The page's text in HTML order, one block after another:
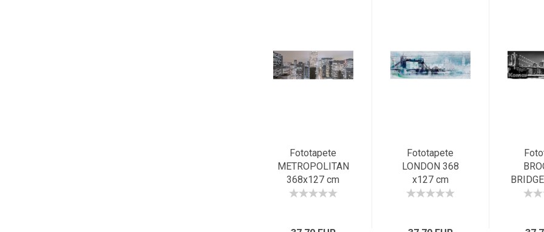
Fototapete
METROPOLITAN
368x127 cm
Panorama New
Fototapete
LONDON 368
x127 cm
Panorama Tower